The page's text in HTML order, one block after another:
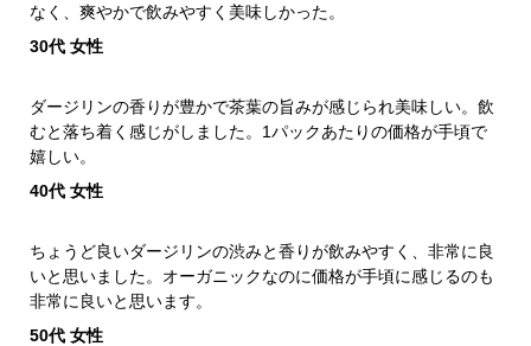
30代 女性
なく、爽やかで飲みやすく美味しかった。
40代 女性
ダージリンの香りが豊かで茶葉の旨みが感じられ美味しい。飲
むと落ち着く感じがしました。1パックあたりの価格が手頃で
嬉しい。
50代 女性
ちょうど良いダージリンの渋みと香りが飲みやすく、非常に良
いと思いました。オーガニックなのに価格が手頃に感じるのも
非常に良いと思います。